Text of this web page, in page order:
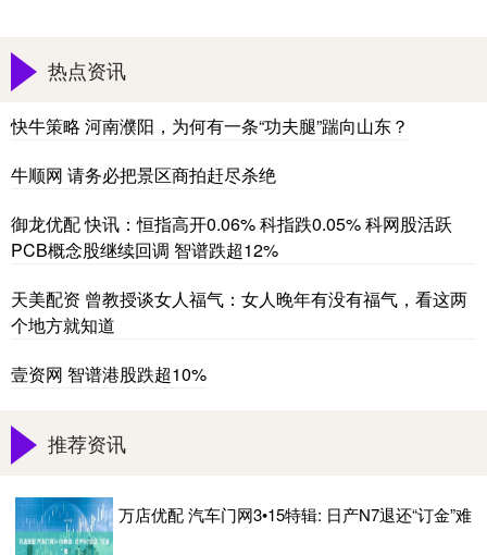
热点资讯
快牛策略 河南濮阳，为何有一条“功夫腿”踹向山东？
牛顺网 请务必把景区商拍赶尽杀绝
御龙优配 快讯：恒指高开0.06% 科指跌0.05% 科网股活跃
PCB概念股继续回调 智谱跌超12%
天美配资 曾教授谈女人福气：女人晚年有没有福气，看这两
个地方就知道
壹资网 智谱港股跌超10%
推荐资讯
万店优配 汽车门网3•15特辑: 日产N7退还“订金”难